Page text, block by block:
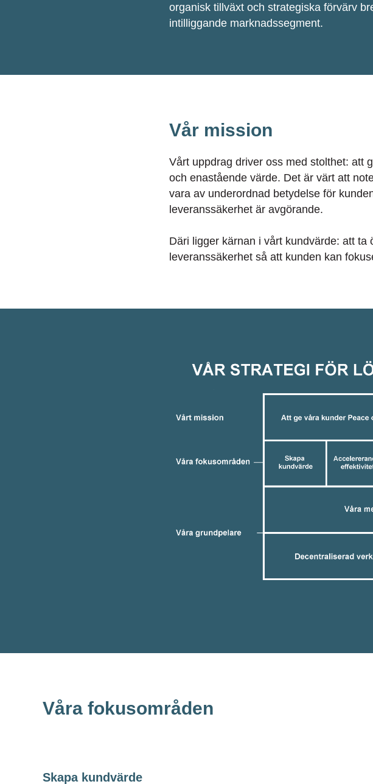
organisk tillväxt och strategiska förvärv
intilliggande marknadssegment.
Vår mission
Vårt uppdrag driver oss med stolthet: att
och enastående värde. Det är värt att
vara av underordnad betydelse för
leveranssäkerhet är avgörande.
Däri ligger kärnan i vårt kundvärde: att
leveranssäkerhet så att kunden kan
Våra fokusområden
Skapa kundvärde